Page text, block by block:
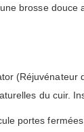
brosse
du cuir.
portes